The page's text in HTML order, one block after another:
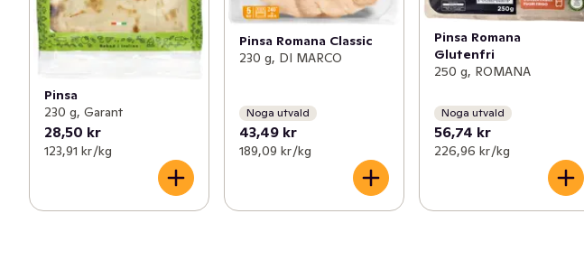
Pinsa
230 g, Garant
28,50 kr
123,91 kr /kg
Pinsa Romana Classic
230 g, DI MARCO
Noga utvald
43,49 kr
189,09 kr /kg
Pinsa Romana
Glutenfri
250 g, ROMANA
Noga utvald
56,74 kr
226,96 kr /kg